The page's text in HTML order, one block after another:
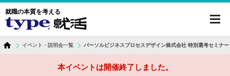
就職の本質を考える
イベント・説明会一覧 パーソルビジネスプロセスデザイン株式会社 特別選考セミナ
本イベントは開催終了しました。